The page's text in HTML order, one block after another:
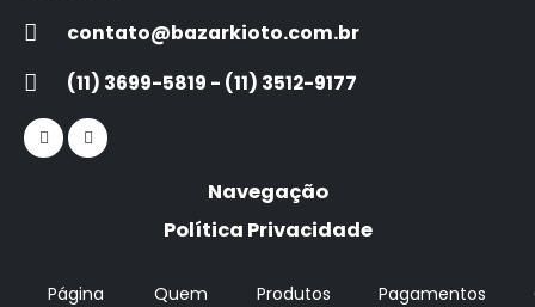
contato@bazarkioto.com.br
(11) 3699-5819 - (11) 3512-9177
Navegação
Política Privacidade
Página Quem Produtos Pagamentos